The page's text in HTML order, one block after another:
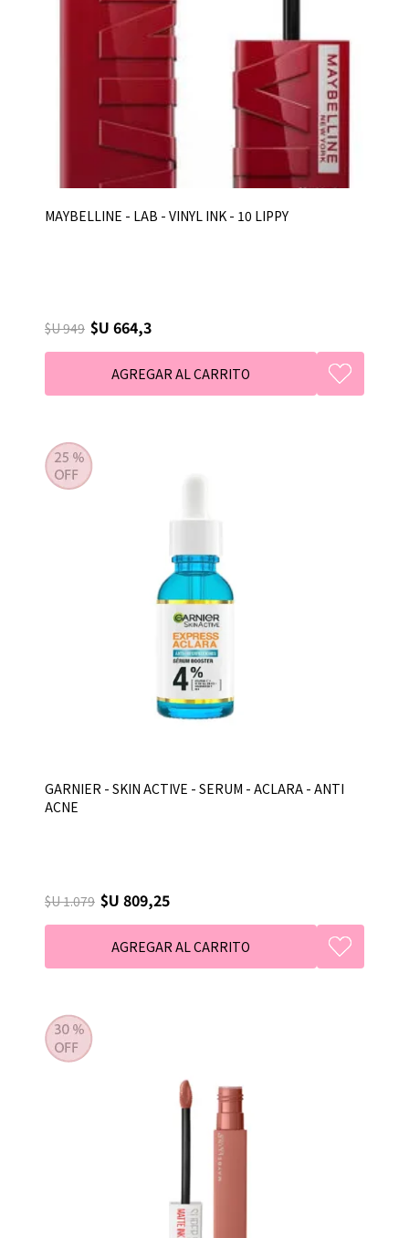
MAYBELLINE - LAB - VINYL INK - 10 LIPPY
$U 949 $U 664,3
GARNIER - SKIN ACTIVE - SERUM - ACLARA - ANTI
ACNE
$U 1.079 $U 809,25